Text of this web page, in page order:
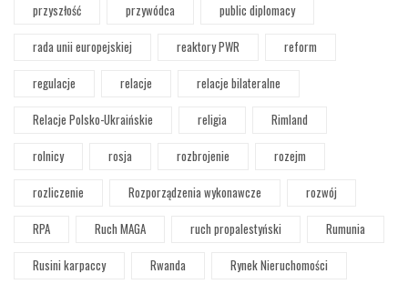
przyszłość
przywódca
public diplomacy
rada unii europejskiej
reaktory PWR
reform
regulacje
relacje
relacje bilateralne
Relacje Polsko-Ukraińskie
religia
Rimland
rolnicy
rosja rozbrojenie
rozejm
rozliczenie
Rozporządzenia wykonawcze
rozwój
RPA
Ruch MAGA ruch propalestyński
Rumunia
Rusini karpaccy
Rwanda
Rynek Nieruchomości